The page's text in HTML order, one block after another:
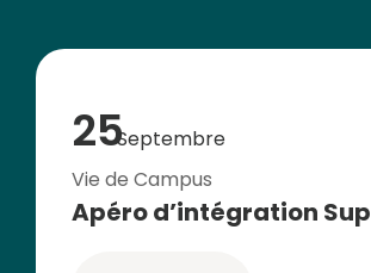
25Septembre
Vie de Campus
Apéro d’intégration Sup